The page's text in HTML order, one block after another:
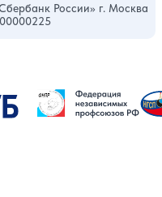
России» г. Москва